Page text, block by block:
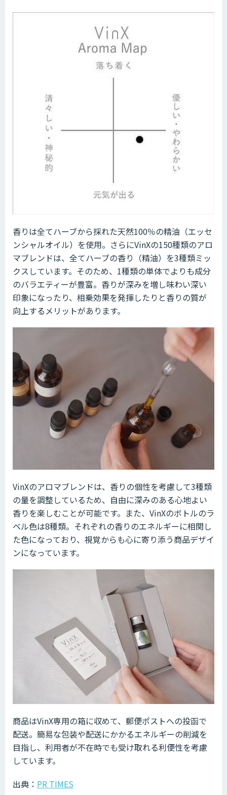
香りは全てハーブから採れた天然100％の精油（エッセ
ンシャルオイル）を使用。さらにVinXの150種類のアロ
マブレンドは、全てハーブの香り（精油）を3種類ミッ
クスしています。そのため、1種類の単体でよりも成分
のバラエティーが豊富。香りが深みを増し味わい深い
印象になったり、相乗効果を発揮したりと香りの質が
向上するメリットがあります。
VinXのアロマブレンドは、香りの個性を考慮して3種類
の量を調整しているため、自由に深みのある心地よい
香りを楽しむことが可能です。また、VinXのボトルのラ
ベル色は8種類。それぞれの香りのエネルギーに相関し
た色になっており、視覚からも心に寄り添う商品デザイ
ンになっています。
商品はVinX専用の箱に収めて、郵便ポストへの投函で
配送。簡易な包装や配送にかかるエネルギーの削減を
目指し、利用者が不在時でも受け取れる利便性を考慮
しています。
出典： PR TIMES